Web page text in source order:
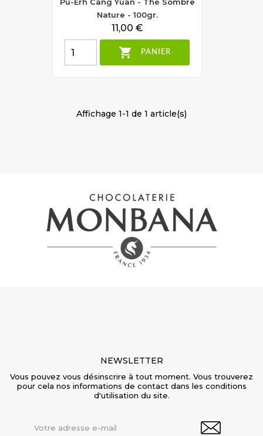
Nature - 100gr.
Prix
11,00 €
 PANIER
Affichage 1-1 de 1 article(s)
NEWSLETTER
Vous pouvez vous désinscrire à tout moment. Vous trouverez
pour cela nos informations de contact dans les conditions
d'utilisation du site.